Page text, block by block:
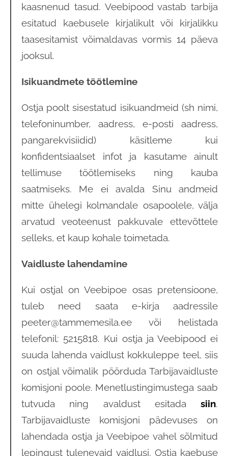
kaasnenud tasud. Veebipood vastab tarbija
esitatud kaebusele kirjalikult või kirjalikku
taasesitamist võimaldavas vormis 14 päeva
jooksul.
Isikuandmete töötlemine
Ostja poolt sisestatud isikuandmeid (sh nimi,
telefoninumber, aadress, e-posti aadress,
pangarekvisiidid) käsitleme kui
konfidentsiaalset infot ja kasutame ainult
tellimuse töötlemiseks ning kauba
saatmiseks. Me ei avalda Sinu andmeid
mitte ühelegi kolmandale osapoolele, välja
arvatud veoteenust pakkuvale ettevõttele
selleks, et kaup kohale toimetada.
Vaidluste lahendamine
Kui ostjal on Veebipoe osas pretensioone,
tuleb need saata e-kirja aadressile
peeter@tammemesila.ee või helistada
telefonil: 5215818. Kui ostja ja Veebipood ei
suuda lahenda vaidlust kokkuleppe teel, siis
on ostjal võimalik pöörduda Tarbijavaidluste
komisjoni poole. Menetlustingimustega saab
tutvuda ning avaldust esitada siin.
Tarbijavaidluste komisjoni pädevuses on
lahendada ostja ja Veebipoe vahel sõlmitud
lepingust tulenevaid vaidlusi. Ostja kaebuse